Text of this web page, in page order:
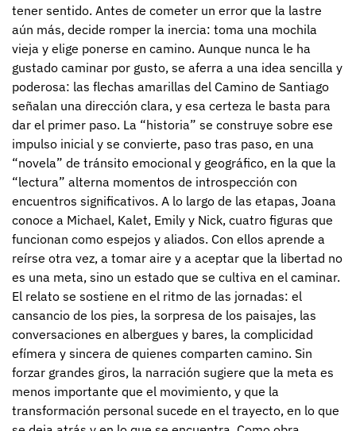
tener sentido. Antes de cometer un error que la lastre
aún más, decide romper la inercia: toma una mochila
vieja y elige ponerse en camino. Aunque nunca le ha
gustado caminar por gusto, se aferra a una idea sencilla y
poderosa: las flechas amarillas del Camino de Santiago
señalan una dirección clara, y esa certeza le basta para
dar el primer paso. La “historia” se construye sobre ese
impulso inicial y se convierte, paso tras paso, en una
“novela” de tránsito emocional y geográfico, en la que la
“lectura” alterna momentos de introspección con
encuentros significativos. A lo largo de las etapas, Joana
conoce a Michael, Kalet, Emily y Nick, cuatro figuras que
funcionan como espejos y aliados. Con ellos aprende a
reírse otra vez, a tomar aire y a aceptar que la libertad no
es una meta, sino un estado que se cultiva en el caminar.
El relato se sostiene en el ritmo de las jornadas: el
cansancio de los pies, la sorpresa de los paisajes, las
conversaciones en albergues y bares, la complicidad
efímera y sincera de quienes comparten camino. Sin
forzar grandes giros, la narración sugiere que la meta es
menos importante que el movimiento, y que la
transformación personal sucede en el trayecto, en lo que